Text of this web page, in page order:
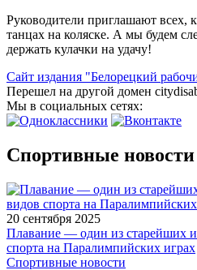
Руководители приглашают всех,
танцах на коляске. А мы будем
держать кулачки на удачу!
Сайт издания "Белорецкий
Перешел на другой домен
Мы в социальных сетях:
Спортивные новости
20 сентября 2025
Плавание — один из старейших
спорта на Паралимпийских играх
Спортивные новости